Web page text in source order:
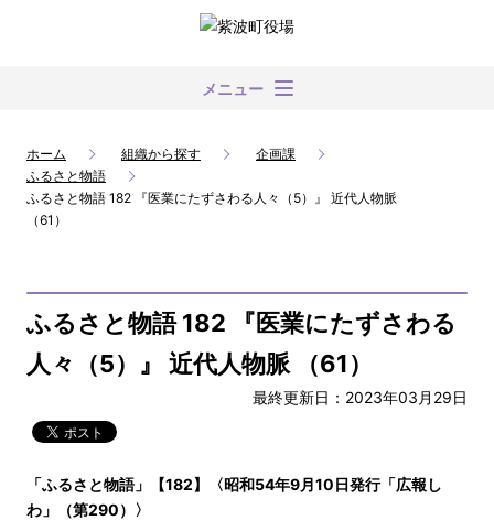
メニュー
ホーム 組織から探す
企画課
ふるさと物語
ふるさと物語 182 『医業にたずさわる人々（5）』 近代人物脈
（61）
ふるさと物語 182 『医業にたずさわる
人々（5）』 近代人物脈 （61）
最終更新日：2023年03月29日
「ふるさと物語」【182】〈昭和54年9月10日発行「広報し
わ」（第290）〉